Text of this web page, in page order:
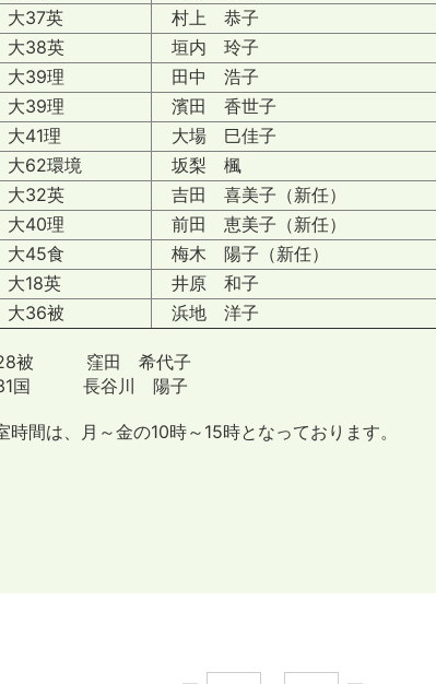
大37英
村上 恭子
大38英
垣内 玲子
大39理
田中 浩子
大39理
濱田 香世子
大41理
大場 巳佳子
大62環境
坂梨 楓
大32英
吉田 喜美子（新任）
大40理
前田 恵美子（新任）
大45食
梅木 陽子（新任）
大18英
井原 和子
大36被
浜地 洋子
28被 窪田 希代子
31国 長谷川 陽子
間は、月～金の10時～15時となっております。